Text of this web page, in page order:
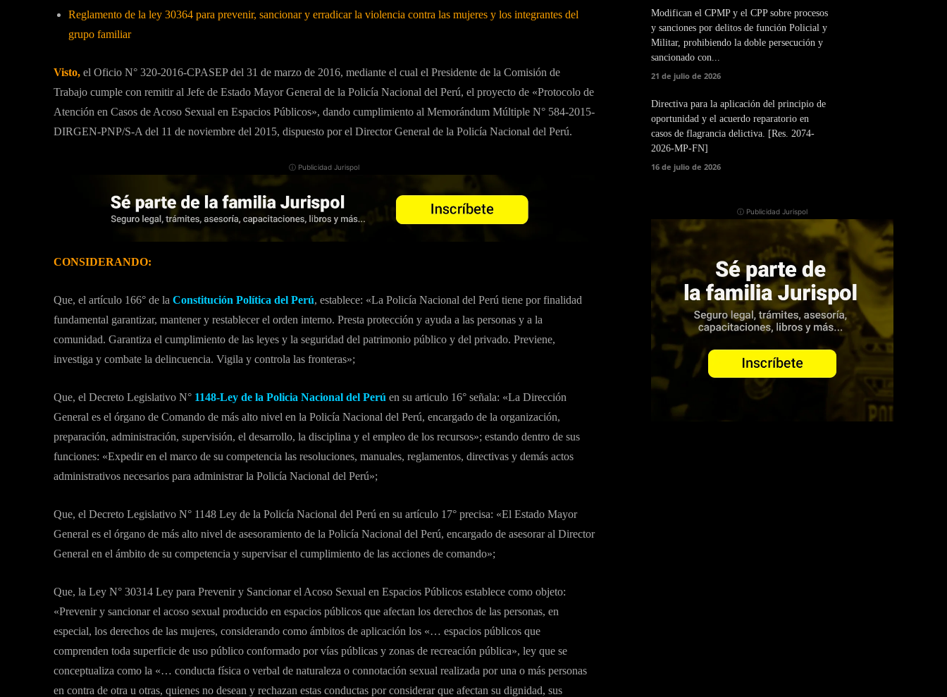
Reglamento de la ley 30364 para prevenir, sancionar y erradicar la violencia contra las mujeres y los integrantes del
grupo familiar
Visto, el Oficio N° 320-2016-CPASEP del 31 de marzo de 2016, mediante el cual el Presidente de la Comisión de
Trabajo cumple con remitir al Jefe de Estado Mayor General de la Policía Nacional del Perú, el proyecto de «Protocolo de
Atención en Casos de Acoso Sexual en Espacios Públicos», dando cumplimiento al Memorándum Múltiple N° 584-2015-
DIRGEN-PNP/S-A del 11 de noviembre del 2015, dispuesto por el Director General de la Policía Nacional del Perú.
ⓘ Publicidad Jurispol
CONSIDERANDO:
Que, el artículo 166° de la Constitución Política del Perú, establece: «La Policía Nacional del Perú tiene por finalidad
fundamental garantizar, mantener y restablecer el orden interno. Presta protección y ayuda a las personas y a la
comunidad. Garantiza el cumplimiento de las leyes y la seguridad del patrimonio público y del privado. Previene,
investiga y combate la delincuencia. Vigila y controla las fronteras»;
Que, el Decreto Legislativo N° 1148-Ley de la Policia Nacional del Perú en su articulo 16° señala: «La Dirección
General es el órgano de Comando de más alto nivel en la Policía Nacional del Perú, encargado de la organización,
preparación, administración, supervisión, el desarrollo, la disciplina y el empleo de los recursos»; estando dentro de sus
funciones: «Expedir en el marco de su competencia las resoluciones, manuales, reglamentos, directivas y demás actos
administrativos necesarios para administrar la Policía Nacional del Perú»;
Que, el Decreto Legislativo N° 1148 Ley de la Policía Nacional del Perú en su artículo 17° precisa: «El Estado Mayor
General es el órgano de más alto nivel de asesoramiento de la Policía Nacional del Perú, encargado de asesorar al Director
General en el ámbito de su competencia y supervisar el cumplimiento de las acciones de comando»;
Que, la Ley N° 30314 Ley para Prevenir y Sancionar el Acoso Sexual en Espacios Públicos establece como objeto:
«Prevenir y sancionar el acoso sexual producido en espacios públicos que afectan los derechos de las personas, en
especial, los derechos de las mujeres, considerando como ámbitos de aplicación los «… espacios públicos que
comprenden toda superficie de uso público conformado por vías públicas y zonas de recreación pública», ley que se
conceptualiza como la «… conducta física o verbal de naturaleza o connotación sexual realizada por una o más personas
en contra de otra u otras, quienes no desean y rechazan estas conductas por considerar que afectan su dignidad, sus
Modifican el CPMP y el CPP sobre procesos
y sanciones por delitos de función Policial y
Militar, prohibiendo la doble persecución y
sancionado con...
21 de julio de 2026
Directiva para la aplicación del principio de
oportunidad y el acuerdo reparatorio en
casos de flagrancia delictiva. [Res. 2074-
2026-MP-FN]
16 de julio de 2026
ⓘ Publicidad Jurispol